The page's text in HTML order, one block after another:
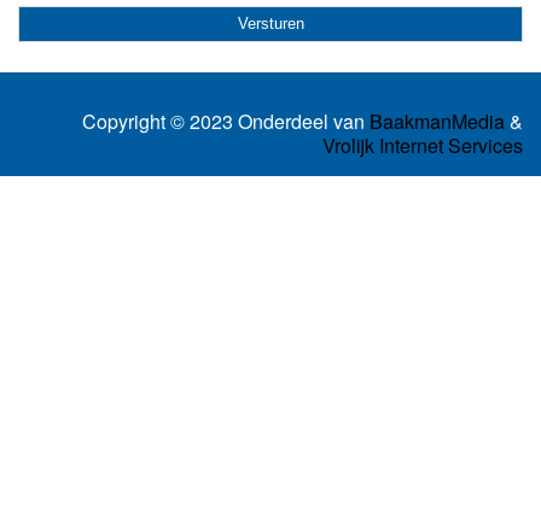
Copyright © 2023 Onderdeel van BaakmanMedia&
Vrolijk Internet Services